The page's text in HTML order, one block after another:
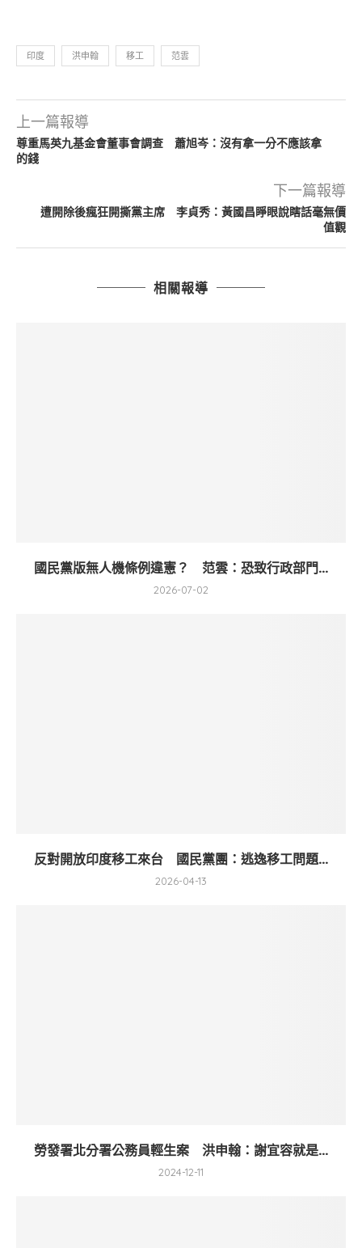
印度 洪申翰 移工 范雲
上一篇報導
尊重馬英九基金會董事會調查 蕭旭岑：沒有拿一分不應該拿
的錢
下一篇報導
遭開除後瘋狂開撕黨主席 李貞秀：黃國昌睜眼說瞎話毫無價
值觀
相關報導
國民黨版無人機條例違憲？ 范雲：恐致行政部門...
2026-07-02
反對開放印度移工來台 國民黨團：逃逸移工問題...
2026-04-13
勞發署北分署公務員輕生案 洪申翰：謝宜容就是...
2024-12-11